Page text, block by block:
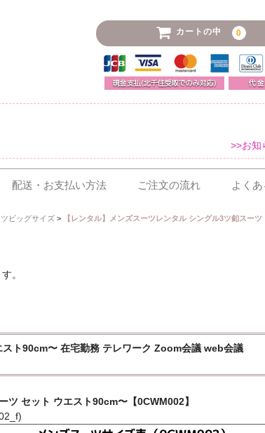
カートの中 0
>>お知
配送・お支払い方法 ご注文の流れ よく
ツビッグサイズ>
【レンタル】メンズスーツレンタル シングル3ツ釦スーツ
。
スト90cm〜 在宅勤務 テレワーク Zoom会議 web会議
ツ セット ウエスト90cm〜【0CWM002】